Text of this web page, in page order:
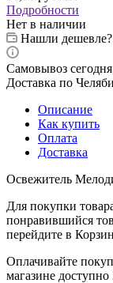
Подробности
Нет в наличии
Нашли дешевле?
Самовывоз
Доставка по
Описание
Как купить
Оплата
Доставка
Освежитель
Для покупки
понравившийся
перейдите в
Оплачивайте
магазине